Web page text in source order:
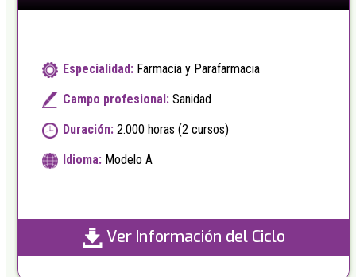
Especialidad: Farmacia y Parafarmacia
Campo profesional:Sanidad
Duración:2.000 horas (2 cursos)
Idioma: Modelo A
Ver Información del Ciclo